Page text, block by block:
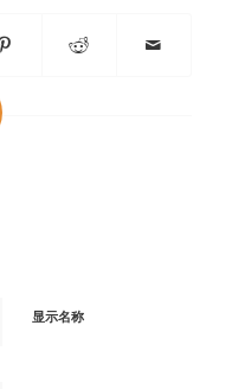
显示名称